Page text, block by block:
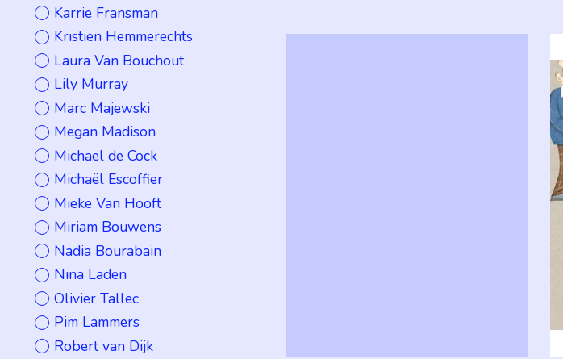
Karrie Fransman
Kristien Hemmerechts
Laura Van Bouchout
Lily Murray
Marc Majewski
Megan Madison
Michael de Cock
Michaël Escoffier
Mieke Van Hooft
Miriam Bouwens
Nadia Bourabain
Nina Laden
Olivier Tallec
Pim Lammers
Robert van Dijk